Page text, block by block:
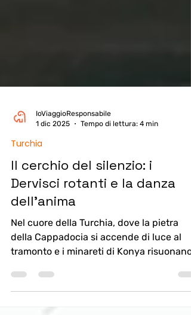
IoViaggioResponsabile
Turchia
Il cerchio del silenzio: i
Dervisci rotanti e la danza
dell’anima
Nel cuore della Turchia, dove la pietra
tramonto e i minareti di Konya risuonano
di preghiere, esiste una danza che non
appartiene al corpo ma allo spirito. È il